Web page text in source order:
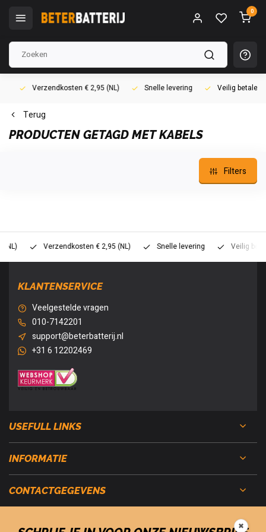
0
Verzendkosten € 2,95 (NL) Snelle levering Veilig betalen
Terug
PRODUCTEN GETAGD MET KABELS
Filters
Verzendkosten € 2,95 (NL) Snelle levering Veilig betalen
KLANTENSERVICE
Veelgestelde vragen
010-7142201
support@beterbatterij.nl
+31 6 12202469
USEFULL LINKS
INFORMATIE
CONTACTGEGEVENS
✖